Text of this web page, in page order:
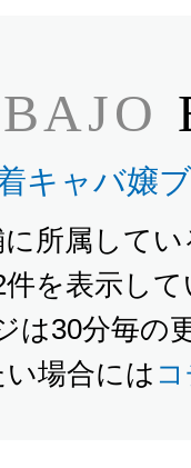
キャバ嬢
所属して
件を表示し
は30分毎の
場合には